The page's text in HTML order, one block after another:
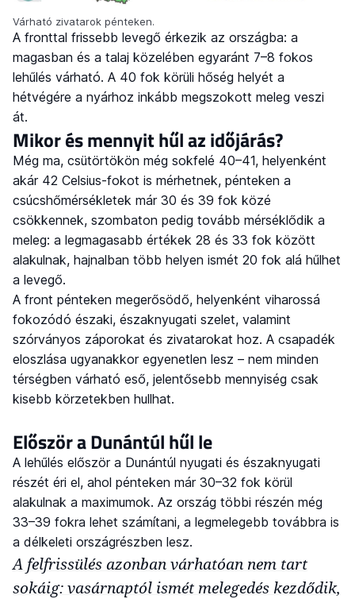
Várható zivatarok pénteken.
A fronttal frissebb levegő érkezik az országba: a
magasban és a talaj közelében egyaránt 7–8 fokos
lehűlés várható. A 40 fok körüli hőség helyét a
hétvégére a nyárhoz inkább megszokott meleg veszi
át.
Mikor és mennyit hűl az időjárás?
Még ma, csütörtökön még sokfelé 40–41, helyenként
akár 42 Celsius-fokot is mérhetnek, pénteken a
csúcshőmérsékletek már 30 és 39 fok közé
csökkennek, szombaton pedig tovább mérséklődik a
meleg: a legmagasabb értékek 28 és 33 fok között
alakulnak, hajnalban több helyen ismét 20 fok alá hűlhet
a levegő.
A front pénteken megerősödő, helyenként viharossá
fokozódó északi, északnyugati szelet, valamint
szórványos záporokat és zivatarokat hoz. A csapadék
eloszlása ugyanakkor egyenetlen lesz – nem minden
térségben várható eső, jelentősebb mennyiség csak
kisebb körzetekben hullhat.
Először a Dunántúl hűl le
A lehűlés először a Dunántúl nyugati és északnyugati
részét éri el, ahol pénteken már 30–32 fok körül
alakulnak a maximumok. Az ország többi részén még
33–39 fokra lehet számítani, a legmelegebb továbbra is
a délkeleti országrészben lesz.
A felfrissülés azonban várhatóan nem tart
sokáig: vasárnaptól ismét melegedés kezdődik,